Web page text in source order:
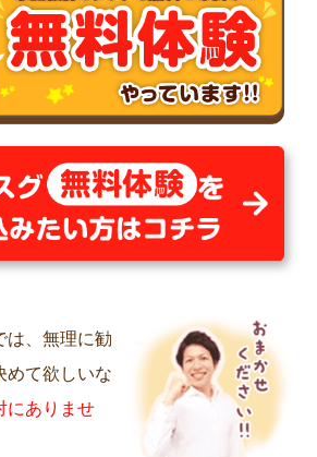
は、無理に勧
めて欲しいな
にありませ